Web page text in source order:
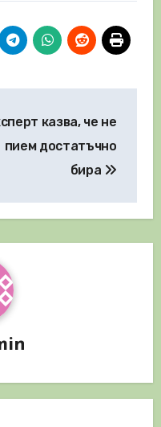
казва, че не
пием достатъчно
бира